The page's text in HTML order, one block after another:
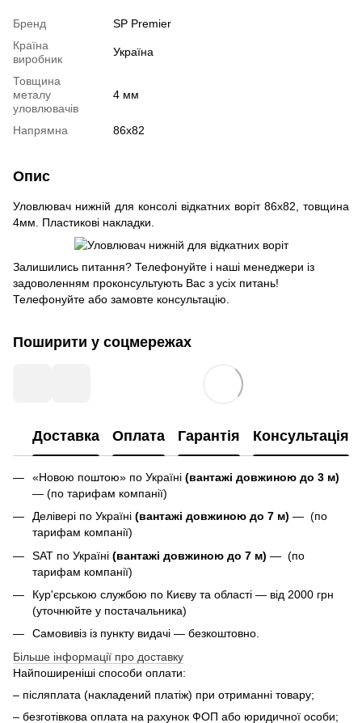
Бренд
SP Premier
Країна
виробник
Україна
Товщина
металу
уловлювачів
4 мм
Напрямна 86x82
Опис
Уловлювач нижній для консолі відкатних воріт 86x82, товщина
4мм. Пластикові накладки.
Залишились питання? Телефонуйте і наші менеджери із
задоволенням проконсультують Вас з усіх питань!
Телефонуйте або замовте консультацію.
Поширити у соцмережах
Доставка Оплата Гарантія Консультація
«Новою поштою» по Україні (вантажі довжиною до 3 м)
— (по тарифам компанії)
Делівері по Україні (вантажі довжиною до 7 м) — (по
тарифам компанії)
SAT по Україні (вантажі довжиною до 7 м) — (по
тарифам компанії)
Кур'єрською службою по Києву та області — від 2000 грн
(уточнюйте у постачальника)
Самовивіз із пункту видачі — безкоштовно.
Більше інформації про доставку
Найпоширеніші способи оплати:
– післяплата (накладений платіж) при отриманні товару;
– безготівкова оплата на рахунок ФОП або юридичної особи;